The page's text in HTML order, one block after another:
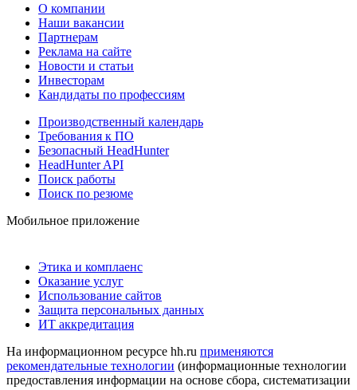
О компании
Наши вакансии
Партнерам
Реклама на сайте
Новости и статьи
Инвесторам
Кандидаты по профессиям
Производственный календарь
Требования к ПО
Безопасный HeadHunter
HeadHunter API
Поиск работы
Поиск по резюме
Мобильное приложение
Этика и комплаенс
Оказание услуг
Использование сайтов
Защита персональных данных
ИТ аккредитация
На информационном ресурсе hh.ru применяются
рекомендательные технологии (информационные технологии
предоставления информации на основе сбора, систематизации